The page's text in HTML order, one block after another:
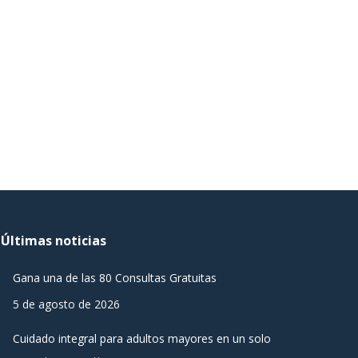
Últimas noticias
Gana una de las 80 Consultas Gratuitas
5 de agosto de 2026
Cuidado integral para adultos mayores en un solo